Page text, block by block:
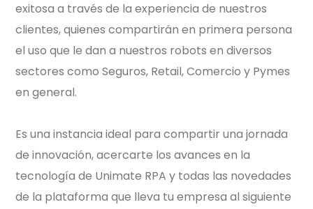
exitosa a través de la experiencia de nuestros
clientes, quienes compartirán en primera persona
el uso que le dan a nuestros robots en diversos
sectores como Seguros, Retail, Comercio y Pymes
en general.
Es una instancia ideal para compartir una jornada
de innovación, acercarte los avances en la
tecnología de Unimate RPA y todas las novedades
de la plataforma que lleva tu empresa al siguiente